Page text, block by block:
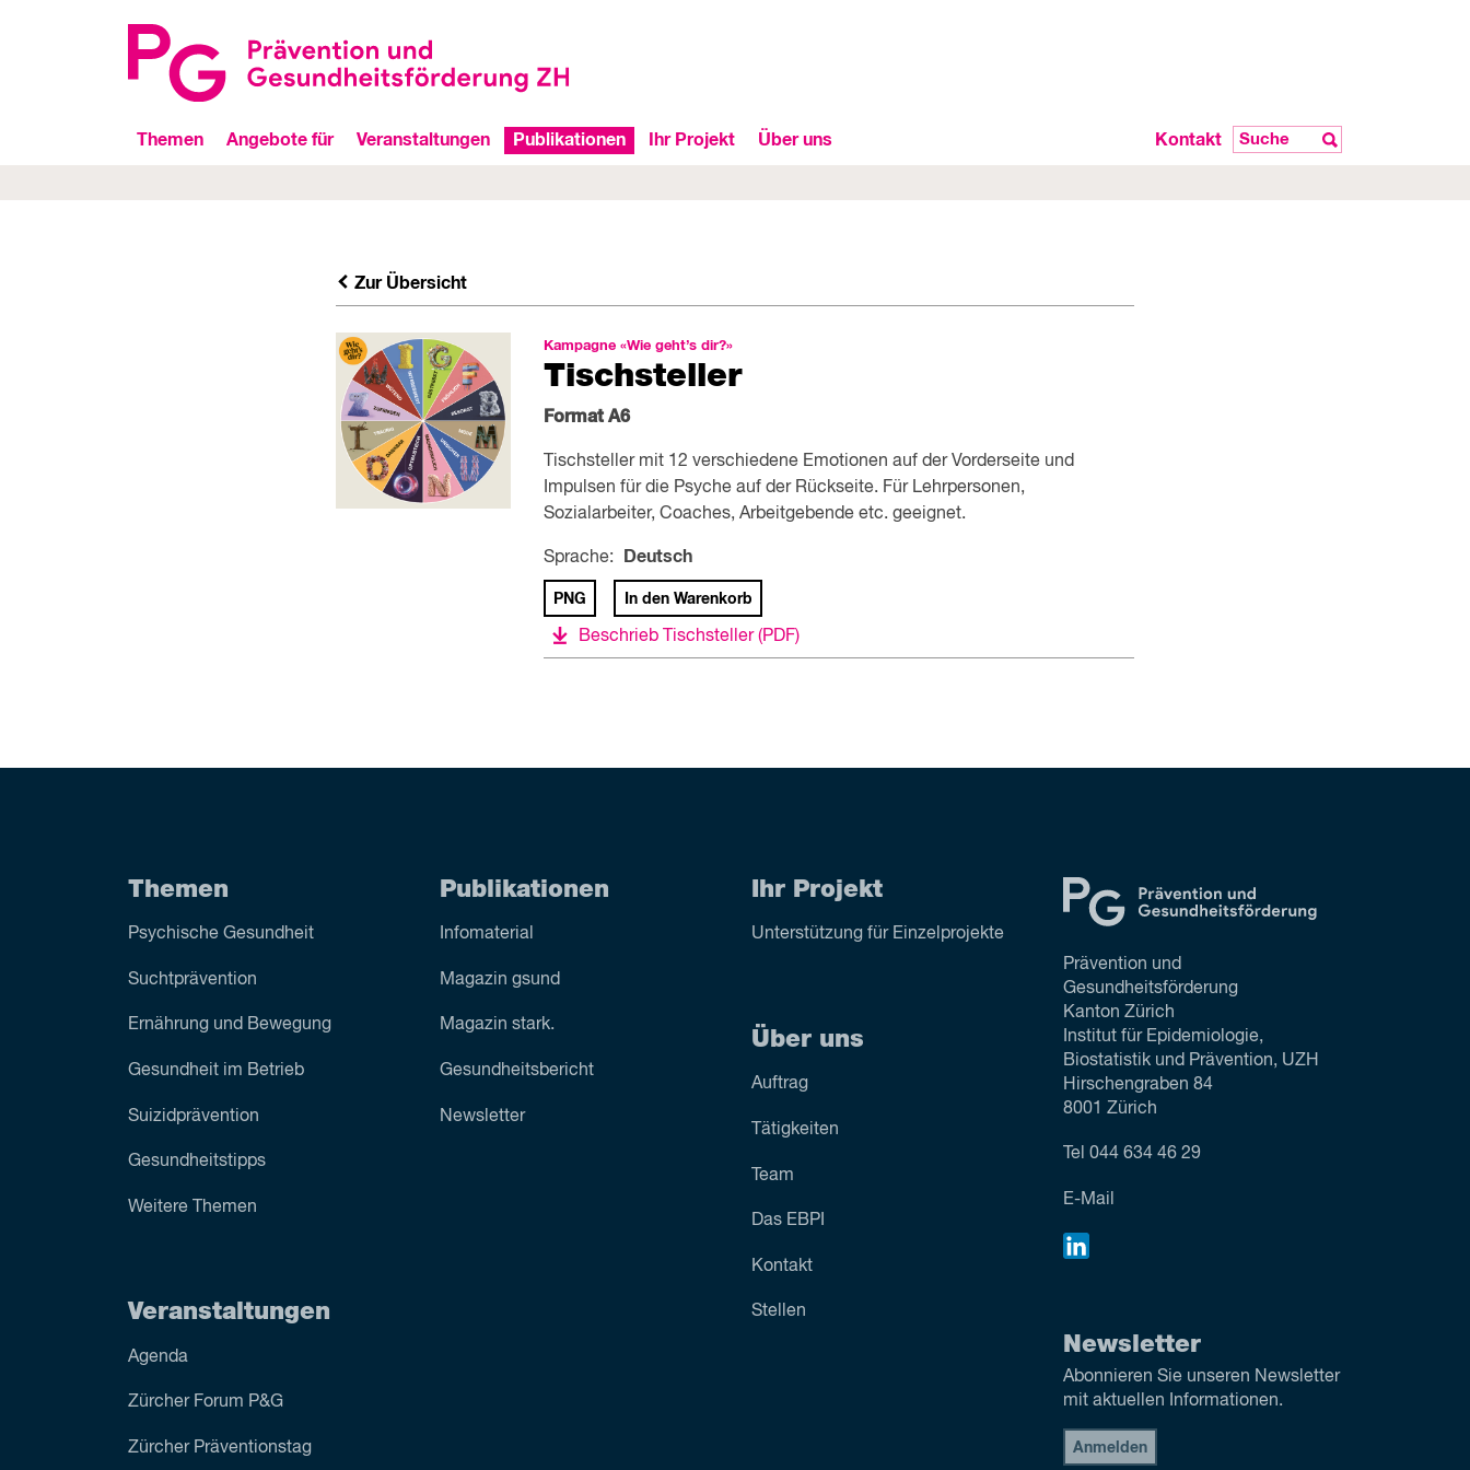
Themen Angebote für Veranstaltungen Publikationen Ihr Projekt Über uns Kontakt
Zur Übersicht
Kampagne «Wie geht’s dir?»
Tischsteller
Format A6
Tischsteller mit 12 verschiedene Emotionen auf der Vorderseite und
Impulsen für die Psyche auf der Rückseite. Für Lehrpersonen,
Sozialarbeiter, Coaches, Arbeitgebende etc. geeignet.
Sprache: Deutsch
PNG In den Warenkorb
Beschrieb Tischsteller(PDF)
Themen
Psychische Gesundheit
Sucht­prävention
Ernährung und Bewegung
Gesundheit im Betrieb
Suizid­prävention
Gesundheitstipps
Weitere Themen
Veranstaltungen
Agenda
Zürcher Forum P&G
Zürcher Präventionstag
Publikationen
Infomaterial
Magazin gsund
Magazin stark.
Gesundheitsbericht
Newsletter
Ihr Projekt
Unterstützung für Einzelprojekte
Über uns
Auftrag
Tätigkeiten
Team
Das EBPI
Kontakt
Stellen
Prävention und
Gesundheitsförderung
Kanton Zürich
Institut für Epidemiologie,
Biostatistik und Prävention, UZH
Hirschengraben 84
8001 Zürich
Tel 044 634 46 29
E-Mail
Newsletter
Abonnieren Sie unseren Newsletter
mit aktuellen Informationen.
Anmelden